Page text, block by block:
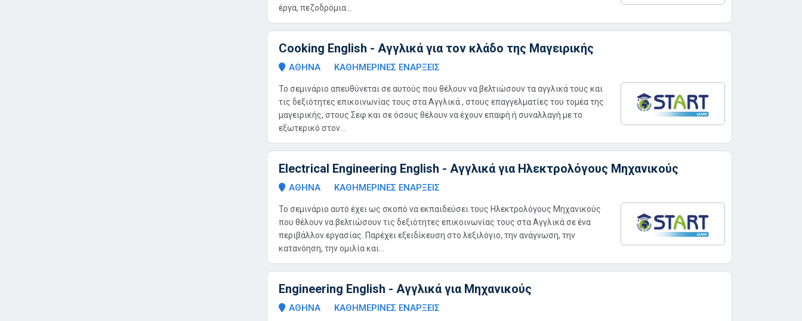
έργα, πεζοδρόμια...
Cooking English - Αγγλικά για τον κλάδο της Μαγειρικής
ΑΘΗΝΑ ΚΑΘΗΜΕΡΙΝΕΣ ΕΝΑΡΞΕΙΣ
Το σεμινάριο απευθύνεται σε αυτούς που θέλουν να βελτιώσουν τα αγγλικά τους και
τις δεξιότητες επικοινωνίας τους στα Αγγλικά , στους επαγγελματίες του τομέα της
μαγειρικής, στους Σεφ και σε όσους θέλουν να έχουν επαφή ή συναλλαγή με το
εξωτερικό στον...
Electrical Engineering English - Αγγλικά για Ηλεκτρολόγους Μηχανικούς
ΑΘΗΝΑ ΚΑΘΗΜΕΡΙΝΕΣ ΕΝΑΡΞΕΙΣ
Το σεμινάριο αυτό έχει ως σκοπό να εκπαιδεύσει τους Ηλεκτρολόγους Μηχανικούς
που θέλουν να βελτιώσουν τις δεξιότητες επικοινωνίας τους στα Αγγλικά σε ένα
περιβάλλον εργασίας. Παρέχει εξειδίκευση στο λεξιλόγιο, την ανάγνωση, την
κατανόηση, την ομιλία και...
Engineering English - Αγγλικά για Μηχανικούς
ΑΘΗΝΑ ΚΑΘΗΜΕΡΙΝΕΣ ΕΝΑΡΞΕΙΣ